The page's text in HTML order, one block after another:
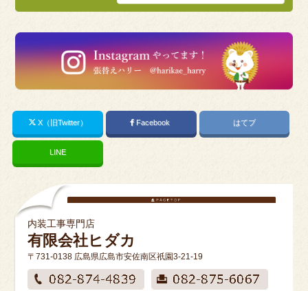
X（旧Twitter） Facebook はてブ
LINE
内装工事専門店
有限会社ヒダカ
〒731-0138 広島県広島市安佐南区祇園3-21-19